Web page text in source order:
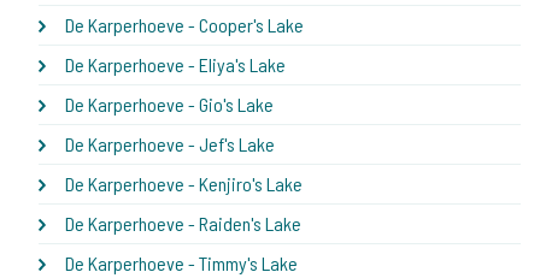
De Karperhoeve - Cooper's Lake
De Karperhoeve - Eliya's Lake
De Karperhoeve - Gio's Lake
De Karperhoeve - Jef's Lake
De Karperhoeve - Kenjiro's Lake
De Karperhoeve - Raiden's Lake
De Karperhoeve - Timmy's Lake